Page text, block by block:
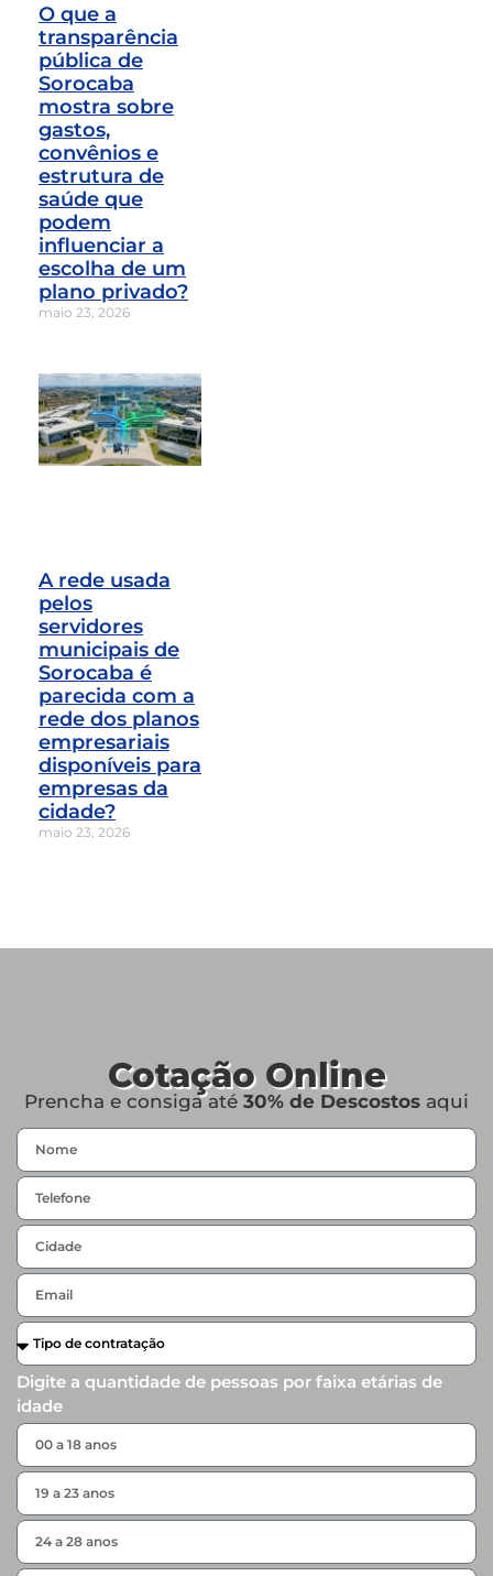
O que a
transparência
pública de
Sorocaba
mostra sobre
gastos,
convênios e
estrutura de
saúde que
podem
influenciar a
escolha de um
plano privado?
maio 23, 2026
A rede usada
pelos
servidores
municipais de
Sorocaba é
parecida com a
rede dos planos
empresariais
disponíveis para
empresas da
cidade?
maio 23, 2026
Cotação Online
Prencha e consiga até 30% de Descostos aqui
Digite a quantidade de pessoas por faixa etárias de
idade